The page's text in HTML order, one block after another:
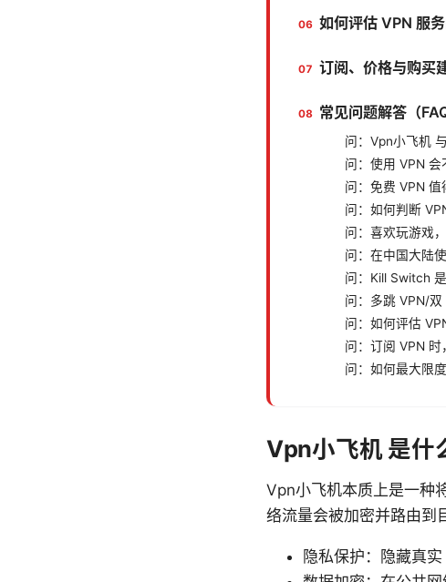
如何评估 VPN 服
订阅、价格与购买
常见问题解答（FAQ
问：Vpn小飞机
问：使用 VPN 会
问：免费 VPN 值
问：如何判断
问：喜欢玩游戏
问：在中国大陆
问：Kill Switch
问：多跳 VPN/双
问：如何评估
问：订阅 VPN 时
问：如何最大限
Vpn小飞机 是什
Vpn小飞机本质上是一种
络流量会被加密并路由到
隐私保护：隐藏真